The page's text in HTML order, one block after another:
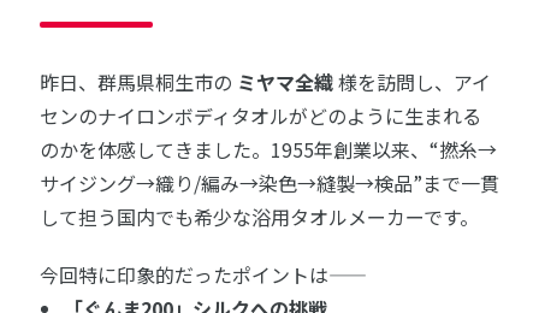
昨日、群馬県桐生市の ミヤマ全織様を訪問し、アイ
センのナイロンボディタオルがどのように生まれる
のかを体感してきました。1955年創業以来、“撚糸→
サイジング→織り/編み→染色→縫製→検品”まで一貫
して担う国内でも希少な浴用タオルメーカーです。
今回特に印象的だったポイントは――